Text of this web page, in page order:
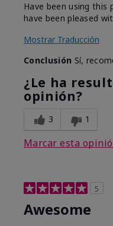
Have been using this
have been pleased
Mostrar Traducción
Conclusión Sí,
¿Le ha
opinión?
3 1
Marcar esta
5
Awesome